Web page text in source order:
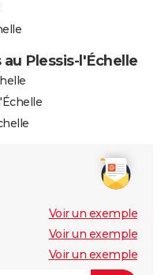
Plessis-l'Échelle
Voir un exemple
Voir un exemple
Voir un exemple